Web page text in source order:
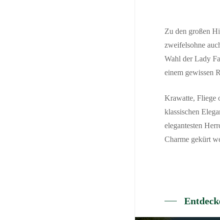
Zu den großen
zweifelsohne
Wahl der Lady
einem gewissen
Krawatte, Fliege
klassischen
elegantesten
Charme gekürt